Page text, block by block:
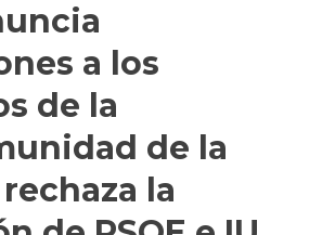
a los
de la
de la
la